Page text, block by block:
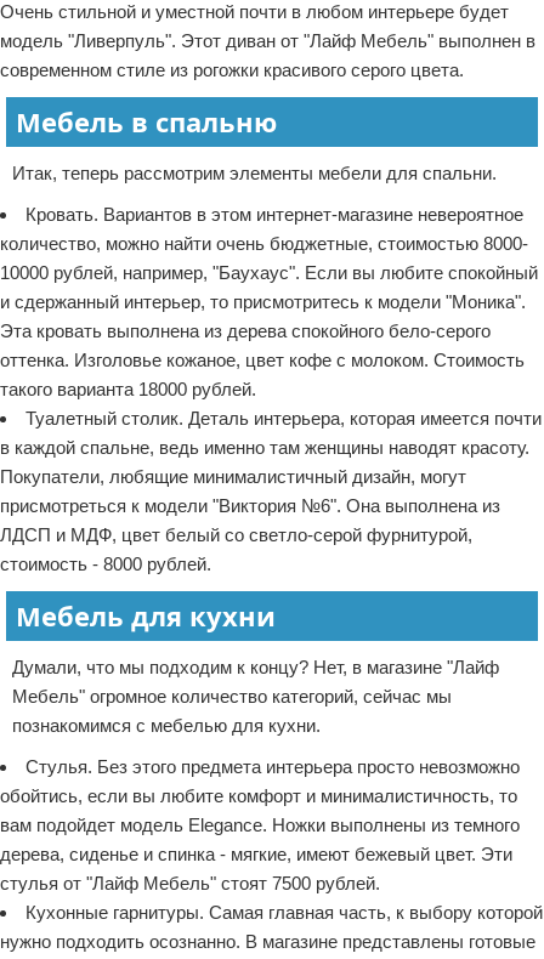
Очень стильной и уместной почти в любом интерьере будет
модель "Ливерпуль". Этот диван от "Лайф Мебель" выполнен в
современном стиле из рогожки красивого серого цвета.
Мебель в спальню
Итак, теперь рассмотрим элементы мебели для спальни.
Кровать. Вариантов в этом интернет-магазине невероятное
количество, можно найти очень бюджетные, стоимостью 8000-
10000 рублей, например, "Баухаус". Если вы любите спокойный
и сдержанный интерьер, то присмотритесь к модели "Моника".
Эта кровать выполнена из дерева спокойного бело-серого
оттенка. Изголовье кожаное, цвет кофе с молоком. Стоимость
такого варианта 18000 рублей.
Туалетный столик. Деталь интерьера, которая имеется почти
в каждой спальне, ведь именно там женщины наводят красоту.
Покупатели, любящие минималистичный дизайн, могут
присмотреться к модели "Виктория №6". Она выполнена из
ЛДСП и МДФ, цвет белый со светло-серой фурнитурой,
стоимость - 8000 рублей.
Мебель для кухни
Думали, что мы подходим к концу? Нет, в магазине "Лайф
Мебель" огромное количество категорий, сейчас мы
познакомимся с мебелью для кухни.
Стулья. Без этого предмета интерьера просто невозможно
обойтись, если вы любите комфорт и минималистичность, то
вам подойдет модель Elegance. Ножки выполнены из темного
дерева, сиденье и спинка - мягкие, имеют бежевый цвет. Эти
стулья от "Лайф Мебель" стоят 7500 рублей.
Кухонные гарнитуры. Самая главная часть, к выбору которой
нужно подходить осознанно. В магазине представлены готовые